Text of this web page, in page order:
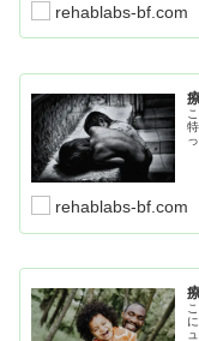
rehablabs-bf.com
rehablabs-bf.com